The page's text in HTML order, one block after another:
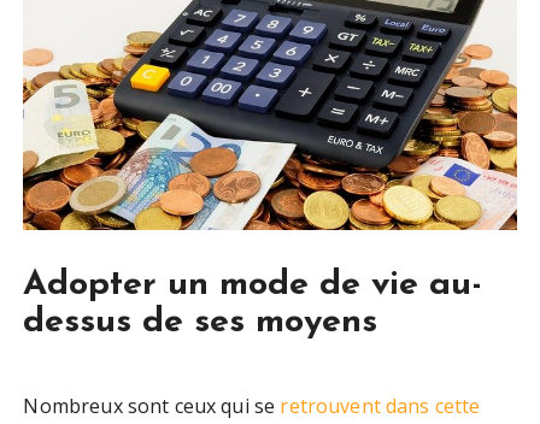
Adopter un mode de vie au-
dessus de ses moyens
Nombreux sont ceux qui se retrouvent dans cette